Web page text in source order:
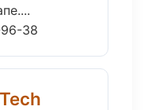
38